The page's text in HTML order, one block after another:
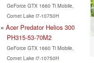
GeForce GTX 1660 Ti Mobile,
Comet Lake i7-10750H
Acer Predator Helios 300
PH315-53-70M2
GeForce GTX 1660 Ti Mobile,
Comet Lake i7-10750H